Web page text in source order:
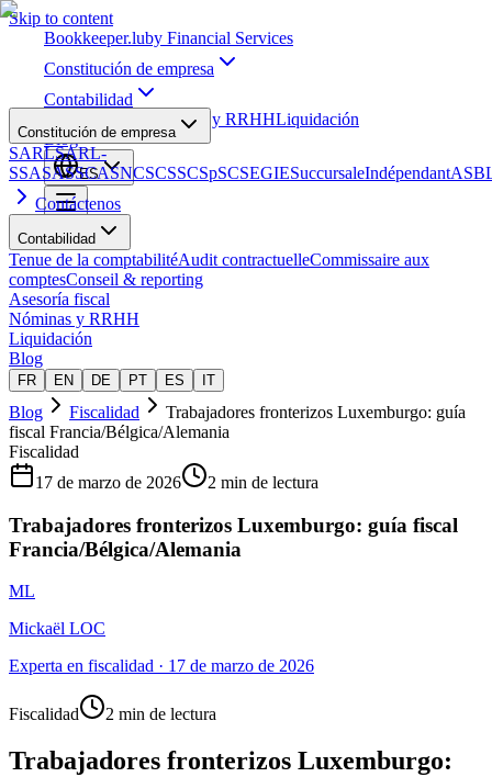
Skip to content
Bookkeeper.luby Financial Services
Constitución de empresa
Contabilidad
Nóminas y RRHHLiquidación
Blog
ES
Constitución de empresa
SARLSARL-
SSASASSCASNCSCSSCSpSCSEGIESuccursaleIndépendant
Contáctenos
Contabilidad
Tenue de la comptabilitéAudit contractuelleCommissaire aux
comptesConseil & reporting
Asesoría fiscal
Nóminas y RRHH
Liquidación
Blog
FR EN DE PT ES IT
Blog Fiscalidad
Trabajadores fronterizos Luxemburgo: guía
fiscal Francia/Bélgica/Alemania
Fiscalidad
17 de marzo de 2026
2 min de lectura
Trabajadores fronterizos Luxemburgo: guía fiscal
Francia/Bélgica/Alemania
ML
Mickaël LOC
Experta en fiscalidad · 17 de marzo de 2026
Fiscalidad 2 min de lectura
Trabajadores fronterizos Luxemburgo: